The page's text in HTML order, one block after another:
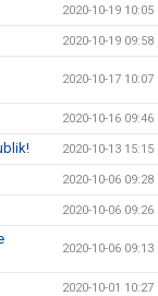
2020-10-19 10:05
2020-10-19 09:58
2020-10-17 10:07
2020-10-16 09:46
2020-10-13 15:15
2020-10-06 09:28
2020-10-06 09:26
2020-10-06 09:13
2020-10-01 10:27